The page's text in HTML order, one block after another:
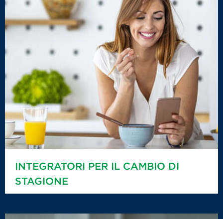
INTEGRATORI PER IL CAMBIO DI
STAGIONE